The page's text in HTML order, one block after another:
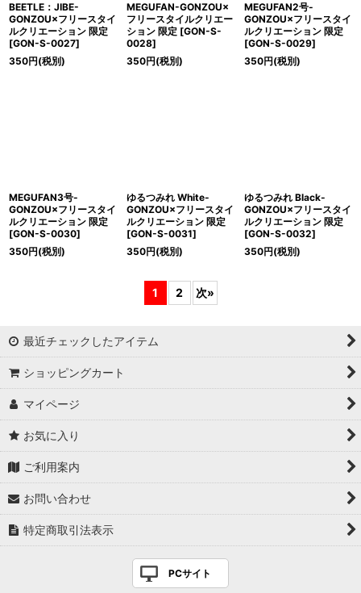
BEETLE：JIBE-
GONZOU×フリースタイ
ルクリエーション 限定
[GON-S-0027]
350円(税別)
MEGUFAN-GONZOU×
フリースタイルクリエー
ション 限定 [GON-S-
0028]
350円(税別)
MEGUFAN2号-
GONZOU×フリースタイ
ルクリエーション 限定
[GON-S-0029]
350円(税別)
MEGUFAN3号-
GONZOU×フリースタイ
ルクリエーション 限定
[GON-S-0030]
350円(税別)
ゆるつみれ White-
GONZOU×フリースタイ
ルクリエーション 限定
[GON-S-0031]
350円(税別)
ゆるつみれ Black-
GONZOU×フリースタイ
ルクリエーション 限定
[GON-S-0032]
350円(税別)
1 2 次»
最近チェックしたアイテム
ショッピングカート
マイページ
お気に入り
ご利用案内
お問い合わせ
特定商取引法表示
PCサイト